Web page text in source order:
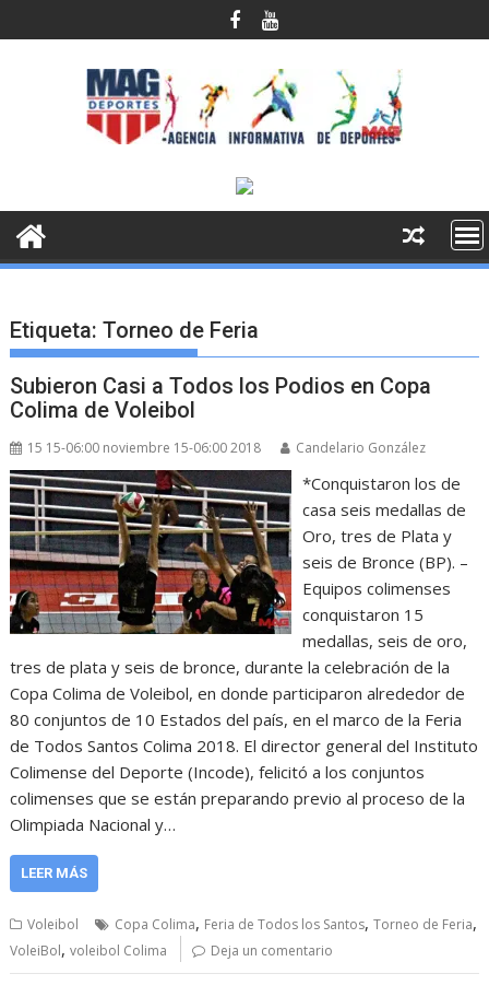
al
Etiqueta:Torneo de Feria
Subieron Casi a Todos los Podios en Copa
Colima de Voleibol
15 15-06:00 noviembre 15-06:00 2018 Candelario González
*Conquistaron los de
casa seis medallas de
Oro, tres de Plata y
seis de Bronce (BP). –
Equipos colimenses
conquistaron 15
medallas, seis de oro,
tres de plata y seis de bronce, durante la celebración de la
Copa Colima de Voleibol, en donde participaron alrededor de
80 conjuntos de 10 Estados del país, en el marco de la Feria
de Todos Santos Colima 2018. El director general del Instituto
Colimense del Deporte (Incode), felicitó a los conjuntos
colimenses que se están preparando previo al proceso de la
Olimpiada Nacional y…
LEER MÁS
Voleibol Copa Colima, Feria de Todos los Santos,Torneo de Feria,
VoleiBol,voleibol Colima Deja un comentario